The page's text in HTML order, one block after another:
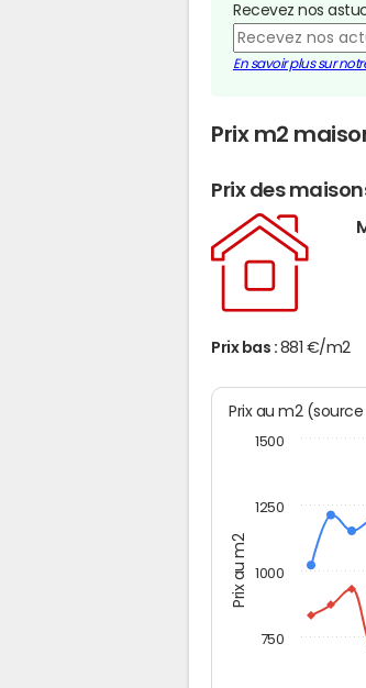
Recevez nos
En savoir plus sur
Prix m2
Prix des
Prix bas : 881 €/m2
Prix au m2
Prix au m2
1000
750
1250
1500